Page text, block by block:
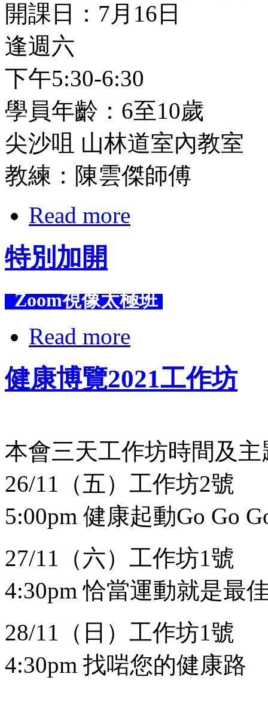
開課日：7月16日
逢週六
下午5:30-6:30
學員年齡：6至10歲
尖沙咀 山林道室內教室
教練：陳雲傑師傅
Read more
特別加開
Zoom視像太極班
Read more
健康博覽2021工作坊
本會三天工作坊時間及主
26/11（五）工作坊2號
5:00pm 健康起動Go Go
27/11（六）工作坊1號
4:30pm 恰當運動就是最
28/11（日）工作坊1號
4:30pm 找啱您的健康路